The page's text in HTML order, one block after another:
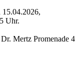
Uhr.
Mertz Promenade 4